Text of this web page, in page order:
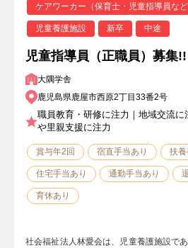
ケアワーカー（保育士・児童指導員など
児童養護施設 新卒 中途
児童指導員（正職員）募集!!
大隅学舎
鹿児島県鹿屋市西原2丁目33番2号
職員教育・研修に注力｜地域交流に
や里親支援に注力
賞与年2回 宿直手当あり 扶養
住宅手当あり 通勤手当あり
育休あり
社会福祉法人林愛会は、児童養護施設で